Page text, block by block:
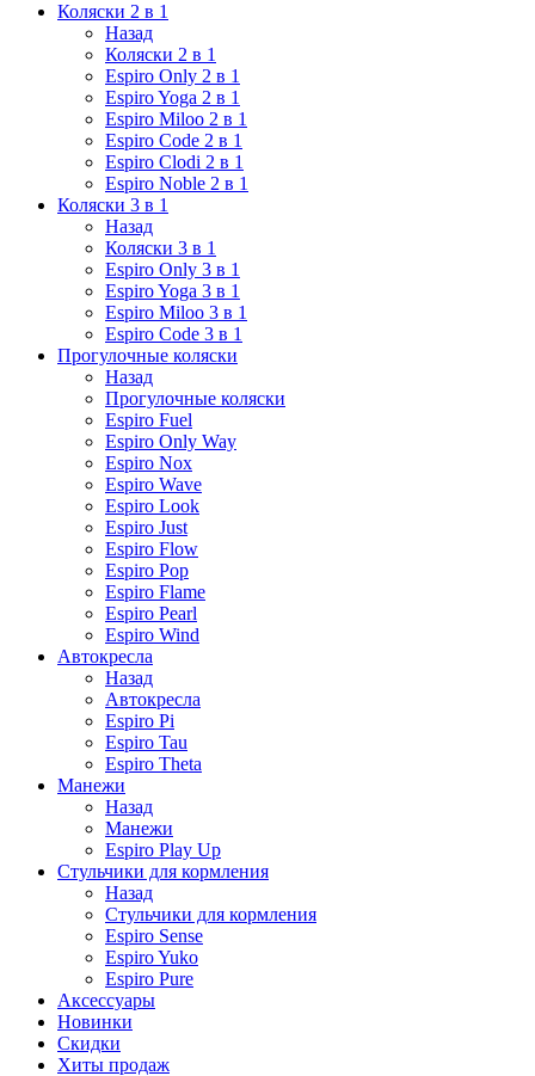
Коляски 2 в 1
Назад
Коляски 2 в 1
Espiro Only 2 в 1
Espiro Yoga 2 в 1
Espiro Miloo 2 в 1
Espiro Code 2 в 1
Espiro Clodi 2 в 1
Espiro Noble 2 в 1
Коляски 3 в 1
Назад
Коляски 3 в 1
Espiro Only 3 в 1
Espiro Yoga 3 в 1
Espiro Miloo 3 в 1
Espiro Code 3 в 1
Прогулочные коляски
Назад
Прогулочные коляски
Espiro Fuel
Espiro Only Way
Espiro Nox
Espiro Wave
Espiro Look
Espiro Just
Espiro Flow
Espiro Pop
Espiro Flame
Espiro Pearl
Espiro Wind
Автокресла
Назад
Автокресла
Espiro Pi
Espiro Tau
Espiro Theta
Манежи
Назад
Манежи
Espiro Play Up
Стульчики для кормления
Назад
Стульчики для кормления
Espiro Sense
Espiro Yuko
Espiro Pure
Аксессуары
Новинки
Скидки
Хиты продаж